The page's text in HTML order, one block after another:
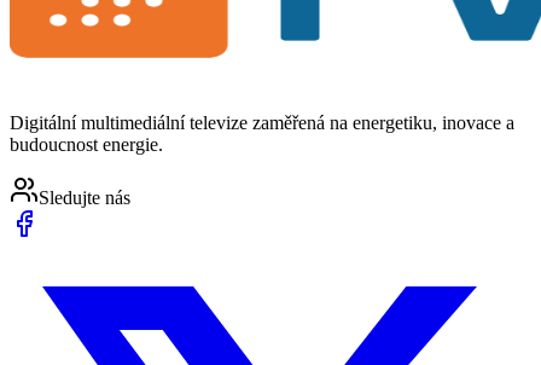
Digitální multimediální televize zaměřená na energetiku, inovace a
budoucnost energie.
Sledujte nás